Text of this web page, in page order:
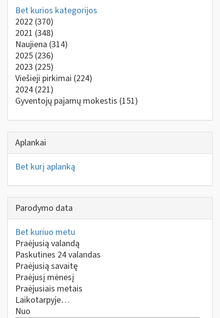
Bet kurios kategorijos
2022 (370)
2021 (348)
Naujiena (314)
2025 (236)
2023 (225)
Viešieji pirkimai (224)
2024 (221)
Gyventojų pajamų mokestis (151)
Aplankai
Bet kurį aplanką
Parodymo data
Bet kuriuo metu
Praėjusią valandą
Paskutines 24 valandas
Praėjusią savaitę
Praėjusį mėnesį
Praėjusiais metais
Laikotarpyje…
Nuo